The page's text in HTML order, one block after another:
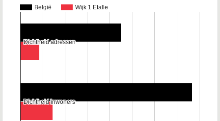
België Wijk 1 Etalle
Dichtheid adressen
Dichtheid adressen
Dichtheid inwoners
Dichtheid inwoners